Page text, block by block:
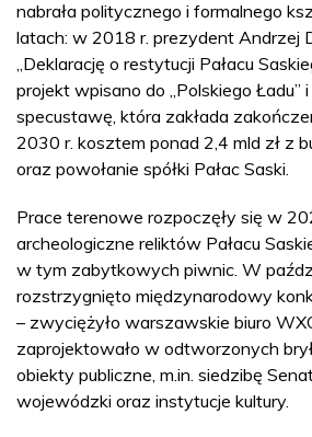
nabrała politycznego i formalnego
latach: w 2018 r. prezydent Andrzej
„Deklarację o restytucji Pałacu
projekt wpisano do „Polskiego Ładu”
specustawę, która zakłada
2030 r. kosztem ponad 2,4 mld zł z
oraz powołanie spółki Pałac Saski.
Prace terenowe rozpoczęły się w
archeologiczne reliktów Pałacu
w tym zabytkowych piwnic. W
rozstrzygnięto międzynarodowy
– zwyciężyło warszawskie biuro
zaprojektowało w odtworzonych
obiekty publiczne, m.in. siedzibę
wojewódzki oraz instytucje kultury.